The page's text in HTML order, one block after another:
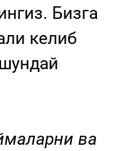
Бизга
келиб
ва